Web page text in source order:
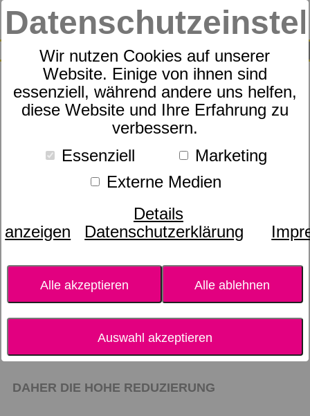
Wir nutzen Cookies auf unserer
Website. Einige von ihnen sind
essenziell, während andere uns helfen,
diese Website und Ihre Erfahrung zu
verbessern.
Essenziell
Marketing
Externe Medien
Details
anzeigen
Datenschutzerklärung
Alle akzeptieren Alle ablehnen
Auswahl akzeptieren
SUCHE
0
Breu Branco
DAHER DIE HOHE REDUZIERUNG